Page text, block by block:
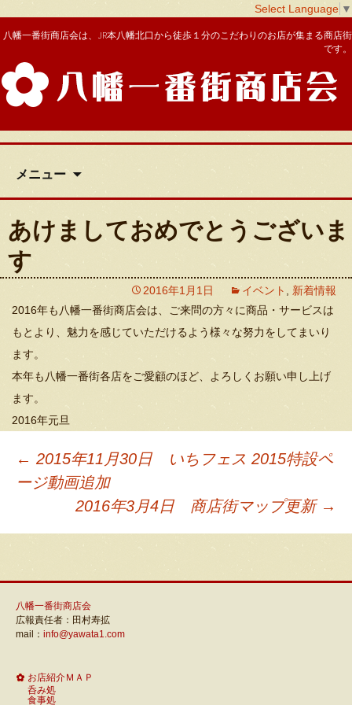
Select Language ▼
八幡一番街商店会
八幡一番街商店会は、JR本八幡北口から徒歩１分のこだわりのお店が集まる商店街
です。
メニュー
テ
ツ
へ
動
あけましておめでとうございま
す
2016年1月1日 イベント
新着情報
2016年も八幡一番街商店会は、ご来問の方々に商品・サービスは
もとより、魅力を感じていただけるよう様々な努力をしてまいり
ます。
本年も八幡一番街各店をご愛顧のほど、よろしくお願い申し上げ
ます。
2016年元旦
投
ナ
ビ
ゲ
← 2015年11月30日 いちフェス 2015特設ペ
ージ動画追加
2016年3月4日 商店街マップ更新 →
八幡一番街商店会
広報責任者：田村寿拡
mail： info@yawata1.com
お店紹介ＭＡＰ
呑み処
食事処